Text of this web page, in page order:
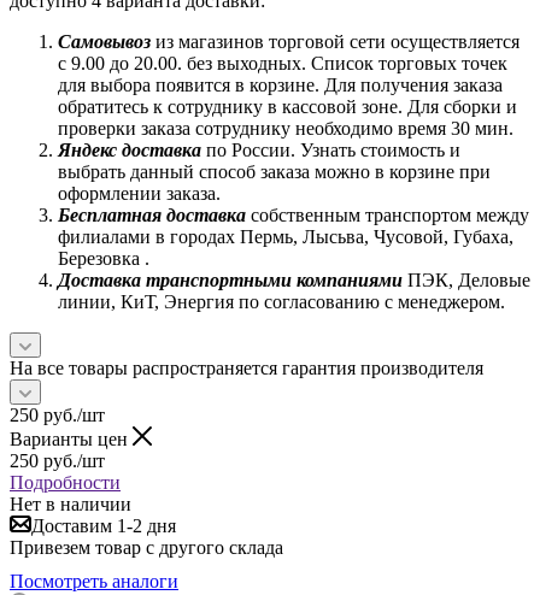
Самовывоз из магазинов торговой сети осуществляется
с 9.00 до 20.00. без выходных. Список торговых точек
для выбора появится в корзине. Для получения заказа
обратитесь к сотруднику в кассовой зоне. Для сборки и
проверки заказа сотруднику необходимо время 30 мин.
Яндекс доставка по России. Узнать стоимость и
выбрать данный способ заказа можно в корзине при
оформлении заказа.
Бесплатная доставка собственным транспортом между
филиалами в городах Пермь, Лысьва, Чусовой, Губаха,
Березовка .
Доставка транспортными компаниями ПЭК, Деловые
линии, КиТ, Энергия по согласованию с менеджером.
На все товары распространяется гарантия производителя
250 руб./шт
Варианты цен
250 руб./шт
Подробности
Нет в наличии
Доставим 1-2 дня
Привезем товар с другого склада
Посмотреть аналоги